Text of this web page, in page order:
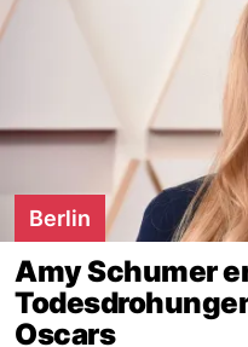
Berlin
Amy Schumer
Oscars